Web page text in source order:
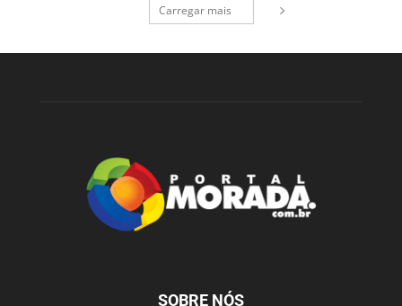
Carregar mais
SOBRE NÓS